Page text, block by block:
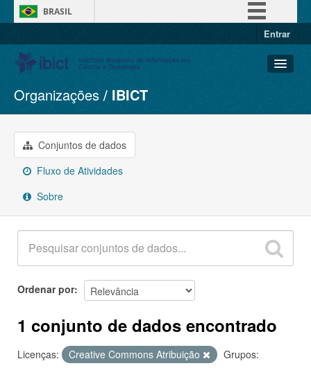
BRASIL
Entrar
Conjuntos de dados
Organizações
Grupos
Sobre
Organizações IBICT
Conjuntos de dados
Fluxo de Atividades
Sobre
Ordenar por
1 conjunto de dados encontrado
Licenças: Creative Commons Atribuição
Grupos: